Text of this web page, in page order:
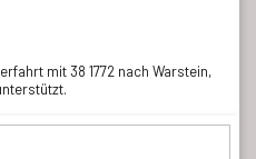
mit 38 1772 nach Warstein,